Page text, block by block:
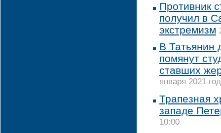
Противник
получил в
экстремизм
В Татьянин
помянут
ставших
января 2021
Трапезная
западе
10:00